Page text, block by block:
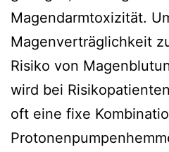
Magendarmtoxizität.
Magenverträglichkeit
Risiko von
wird bei
oft eine fixe